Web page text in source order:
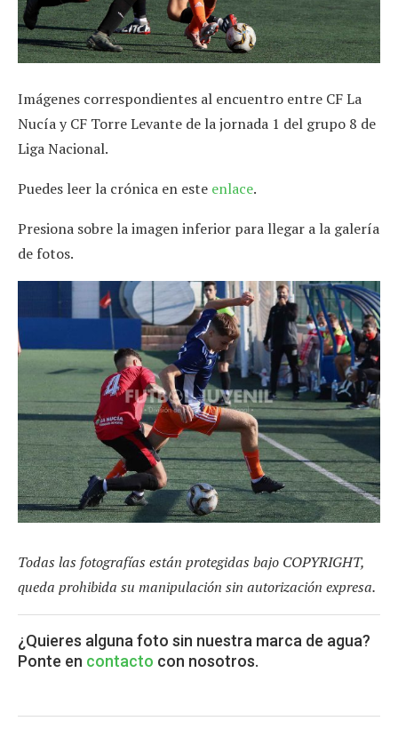
Imágenes correspondientes al encuentro entre CF La
Nucía y CF Torre Levante de la jornada 1 del grupo 8 de
Liga Nacional.
Puedes leer la crónica en este enlace.
Presiona sobre la imagen inferior para llegar a la galería
de fotos.
Todas las fotografías están protegidas bajo COPYRIGHT,
queda prohibida su manipulación sin autorización expresa.
¿Quieres alguna foto sin nuestra marca de agua?
Ponte en contacto con nosotros.